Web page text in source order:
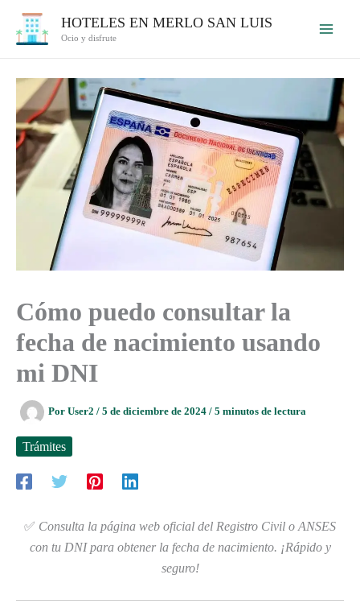
HOTELES EN MERLO SAN LUIS
Ocio y disfrute
Cómo puedo consultar la
fecha de nacimiento usando
mi DNI
Por User2 / 5 de diciembre de 2024 / 5 minutos de lectura
Trámites
✅ Consulta la página web oficial del Registro Civil o ANSES
con tu DNI para obtener la fecha de nacimiento. ¡Rápido y
seguro!